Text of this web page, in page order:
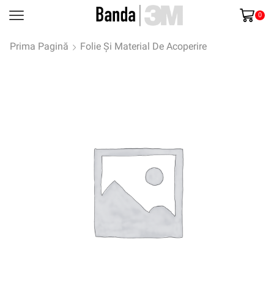
0
Prima Pagină Folie Și Material De Acoperire